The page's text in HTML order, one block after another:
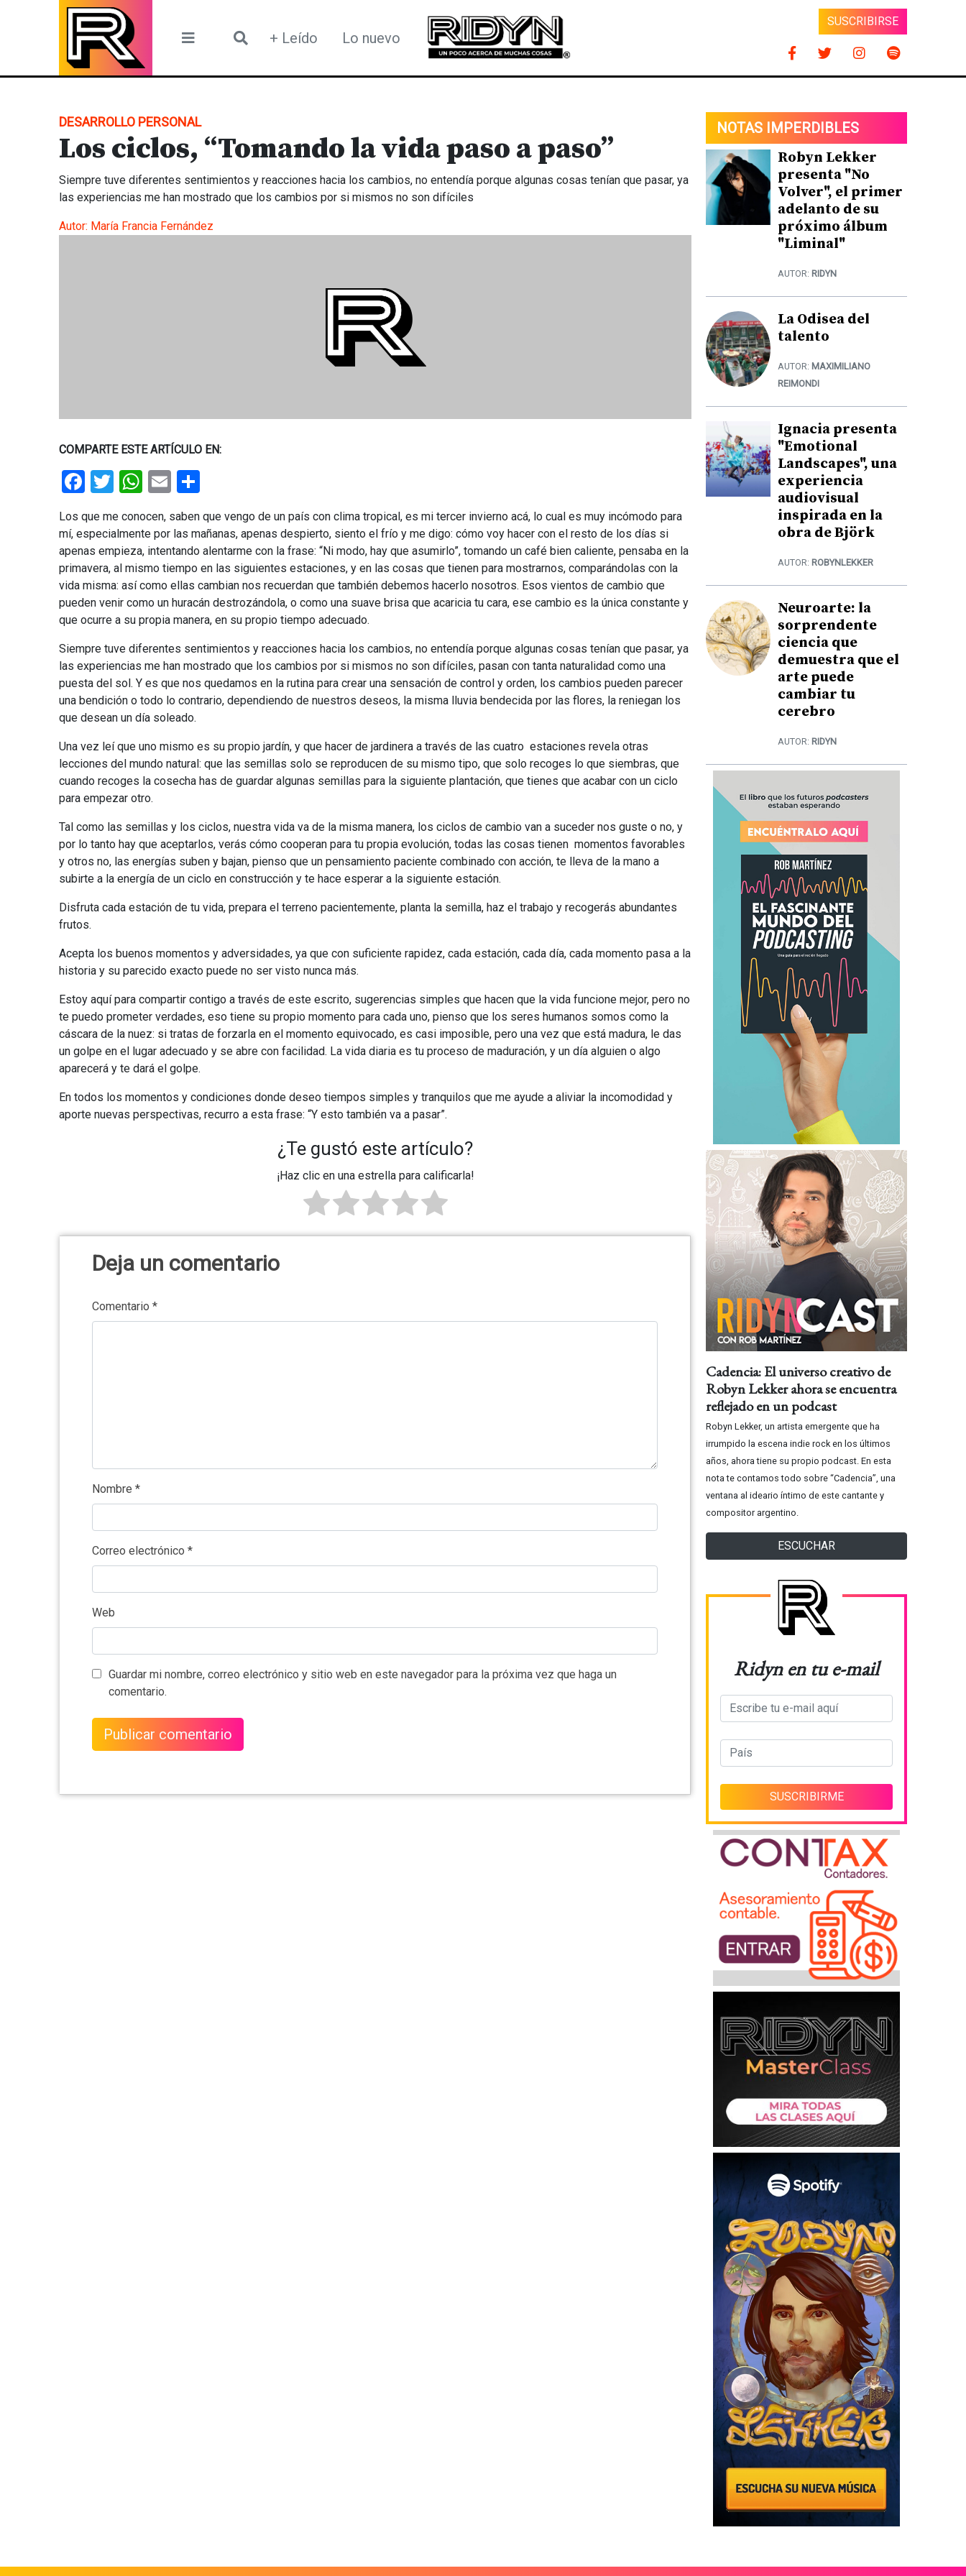
+ Leído Lo nuevo
SUSCRIBIRSE
DESARROLLO PERSONAL
Los ciclos, “Tomando la vida paso a paso”
Siempre tuve diferentes sentimientos y reacciones hacia los cambios, no entendía porque algunas cosas tenían que pasar, ya
las experiencias me han mostrado que los cambios por si mismos no son difíciles
Autor: María Francia Fernández
COMPARTE ESTE ARTÍCULO EN:
Facebook
Twitter
WhatsApp
Email
Los que me conocen, saben que vengo de un país con clima tropical, es mi tercer invierno acá, lo cual es muy incómodo para
mí, especialmente por las mañanas, apenas despierto, siento el frío y me digo: cómo voy hacer con el resto de los días si
apenas empieza, intentando alentarme con la frase: “Ni modo, hay que asumirlo”, tomando un café bien caliente, pensaba en la
primavera, al mismo tiempo en las siguientes estaciones, y en las cosas que tienen para mostrarnos, comparándolas con la
vida misma: así como ellas cambian nos recuerdan que también debemos hacerlo nosotros. Esos vientos de cambio que
pueden venir como un huracán destrozándola, o como una suave brisa que acaricia tu cara, ese cambio es la única constante y
que ocurre a su propia manera, en su propio tiempo adecuado.
Siempre tuve diferentes sentimientos y reacciones hacia los cambios, no entendía porque algunas cosas tenían que pasar, ya
las experiencias me han mostrado que los cambios por si mismos no son difíciles, pasan con tanta naturalidad como una
puesta del sol. Y es que nos quedamos en la rutina para crear una sensación de control y orden, los cambios pueden parecer
una bendición o todo lo contrario, dependiendo de nuestros deseos, la misma lluvia bendecida por las flores, la reniegan los
que desean un día soleado.
Una vez leí que uno mismo es su propio jardín, y que hacer de jardinera a través de las cuatro estaciones revela otras
lecciones del mundo natural: que las semillas solo se reproducen de su mismo tipo, que solo recoges lo que siembras, que
cuando recoges la cosecha has de guardar algunas semillas para la siguiente plantación, que tienes que acabar con un ciclo
para empezar otro.
Tal como las semillas y los ciclos, nuestra vida va de la misma manera, los ciclos de cambio van a suceder nos guste o no, y
por lo tanto hay que aceptarlos, verás cómo cooperan para tu propia evolución, todas las cosas tienen momentos favorables
y otros no, las energías suben y bajan, pienso que un pensamiento paciente combinado con acción, te lleva de la mano a
subirte a la energía de un ciclo en construcción y te hace esperar a la siguiente estación.
Disfruta cada estación de tu vida, prepara el terreno pacientemente, planta la semilla, haz el trabajo y recogerás abundantes
frutos.
Acepta los buenos momentos y adversidades, ya que con suficiente rapidez, cada estación, cada día, cada momento pasa a la
historia y su parecido exacto puede no ser visto nunca más.
Estoy aquí para compartir contigo a través de este escrito, sugerencias simples que hacen que la vida funcione mejor, pero no
te puedo prometer verdades, eso tiene su propio momento para cada uno, pienso que los seres humanos somos como la
cáscara de la nuez: si tratas de forzarla en el momento equivocado, es casi imposible, pero una vez que está madura, le das
un golpe en el lugar adecuado y se abre con facilidad. La vida diaria es tu proceso de maduración, y un día alguien o algo
aparecerá y te dará el golpe.
En todos los momentos y condiciones donde deseo tiempos simples y tranquilos que me ayude a aliviar la incomodidad y
aporte nuevas perspectivas, recurro a esta frase: “Y esto también va a pasar”.
¿Te gustó este artículo?
¡Haz clic en una estrella para calificarla!
Deja un comentario
Comentario *
Nombre *
Correo electrónico *
Web
Guardar mi nombre, correo electrónico y sitio web en este navegador para la próxima vez que haga un
comentario.
NOTAS IMPERDIBLES
Robyn Lekker
presenta "No
Volver", el primer
adelanto de su
próximo álbum
"Liminal"
AUTOR: RIDYN
La Odisea del
talento
AUTOR: MAXIMILIANO
REIMONDI
Ignacia presenta
"Emotional
Landscapes", una
experiencia
audiovisual
inspirada en la
obra de Björk
AUTOR: ROBYNLEKKER
Neuroarte: la
sorprendente
ciencia que
demuestra que el
arte puede
cambiar tu
cerebro
AUTOR: RIDYN
Cadencia: El universo creativo de
Robyn Lekker ahora se encuentra
reflejado en un podcast
Robyn Lekker, un artista emergente que ha
irrumpido la escena indie rock en los últimos
años, ahora tiene su propio podcast. En esta
nota te contamos todo sobre “Cadencia”, una
ventana al ideario íntimo de este cantante y
compositor argentino.
ESCUCHAR
Ridyn en tu e-mail